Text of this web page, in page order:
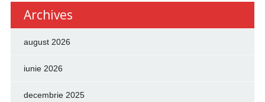
Archives
august 2026
iunie 2026
decembrie 2025